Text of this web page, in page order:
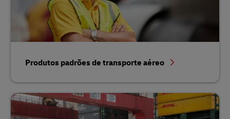
Produtos padrões de transporte aéreo